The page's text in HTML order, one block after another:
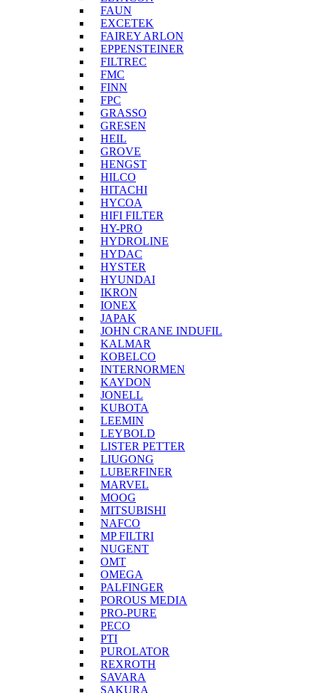
FAUN
EXCETEK
FAIREY ARLON
EPPENSTEINER
FILTREC
FMC
FINN
FPC
GRASSO
GRESEN
HEIL
GROVE
HENGST
HILCO
HITACHI
HYCOA
HIFI FILTER
HY-PRO
HYDROLINE
HYDAC
HYSTER
HYUNDAI
IKRON
IONEX
JAPAK
JOHN CRANE INDUFIL
KALMAR
KOBELCO
INTERNORMEN
KAYDON
JONELL
KUBOTA
LEEMIN
LEYBOLD
LISTER PETTER
LIUGONG
LUBERFINER
MARVEL
MOOG
MITSUBISHI
NAFCO
MP FILTRI
NUGENT
OMT
OMEGA
PALFINGER
POROUS MEDIA
PRO-PURE
PECO
PTI
PUROLATOR
REXROTH
SAVARA
SAKURA